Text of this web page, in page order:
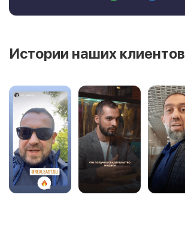
Истории наших клиентов